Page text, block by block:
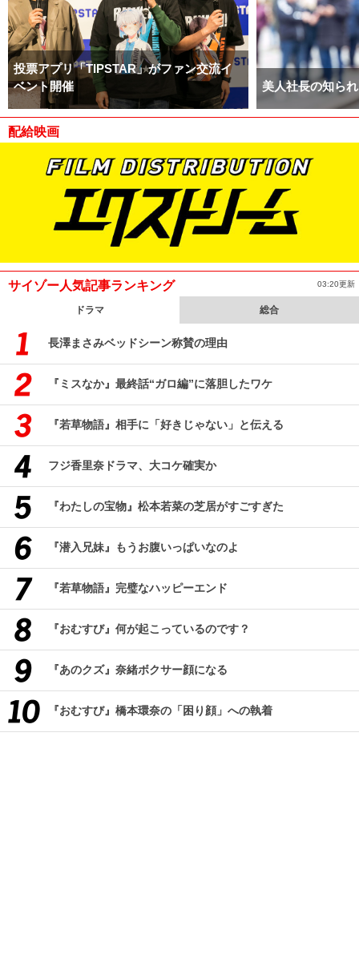
投票アプリ「TIPSTAR」がファン交流イ
ベント開催
美人社長の知ら
配給映画
サイゾー人気記事ランキング 03:20更新
ドラマ 総合
長澤まさみベッドシーン称賛の理由
『ミスなか』最終話“ガロ編”に落胆したワケ
『若草物語』相手に「好きじゃない」と伝える
フジ香里奈ドラマ、大コケ確実か
『わたしの宝物』松本若菜の芝居がすごすぎた
『潜入兄妹』もうお腹いっぱいなのよ
『若草物語』完璧なハッピーエンド
『おむすび』何が起こっているのです？
『あのクズ』奈緒ボクサー顔になる
『おむすび』橋本環奈の「困り顔」への執着